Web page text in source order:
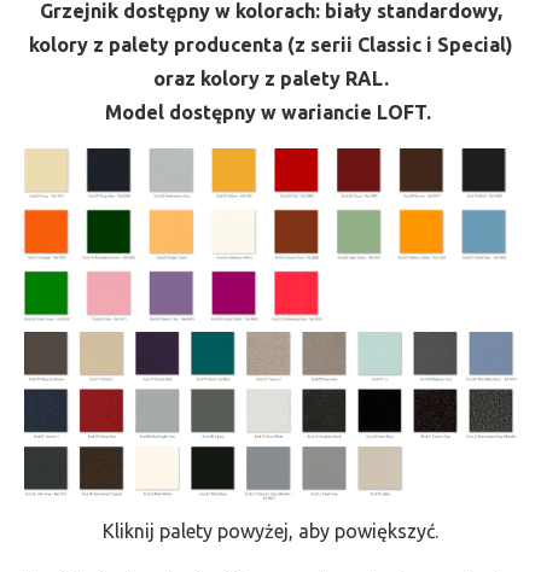
Grzejnik dostępny w kolorach: biały standardowy,
kolory z palety producenta (z serii Classic i Special)
oraz kolory z palety RAL.
Model dostępny w wariancie LOFT.
Kliknij palety powyżej, aby powiększyć.